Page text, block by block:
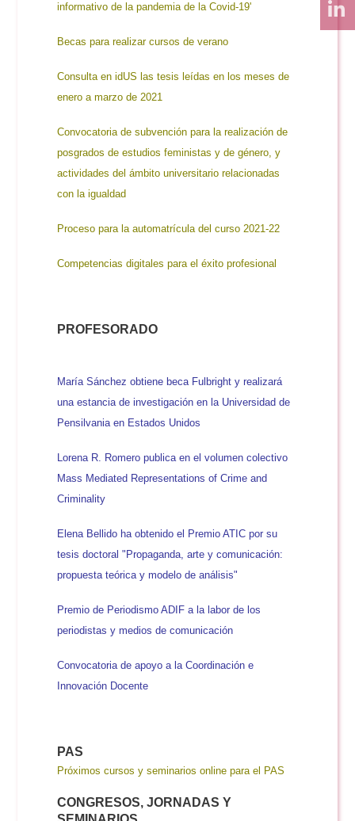
informativo de la pandemia de la Covid-19'
Becas para realizar cursos de verano
Consulta en idUS las tesis leídas en los meses de
enero a marzo de 2021
Convocatoria de subvención para la realización de
posgrados de estudios feministas y de género, y
actividades del ámbito universitario relacionadas
con la igualdad
Proceso para la automatrícula del curso 2021-22
Competencias digitales para el éxito profesional
PROFESORADO
María Sánchez obtiene beca Fulbright y realizará
una estancia de investigación en la Universidad de
Pensilvania en Estados Unidos
Lorena R. Romero publica en el volumen colectivo
Mass Mediated Representations of Crime and
Criminality
Elena Bellido ha obtenido el Premio ATIC por su
tesis doctoral "Propaganda, arte y comunicación:
propuesta teórica y modelo de análisis"
Premio de Periodismo ADIF a la labor de los
periodistas y medios de comunicación
Convocatoria de apoyo a la Coordinación e
Innovación Docente
PAS
Próximos cursos y seminarios online para el PAS
CONGRESOS, JORNADAS Y